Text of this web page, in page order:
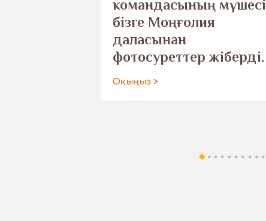
командасының мүшесі
бізге Моңғолия
даласынан
фотосуреттер жіберді.
Оқыңыз >